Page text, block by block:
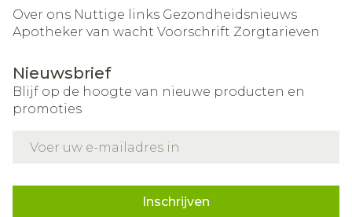
Over ons Nuttige links Gezondheidsnieuws
Apotheker van wacht Voorschrift Zorgtarieven
Nieuwsbrief
Blijf op de hoogte van nieuwe producten en
promoties
Inschrijven